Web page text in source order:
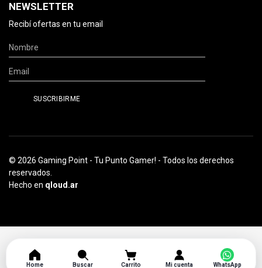
NEWSLETTER
Recibí ofertas en tu email
© 2026 Gaming Point - Tu Punto Gamer! - Todos los derechos
reservados.
Hecho en qloud.ar
Home Buscar Carrito Mi cuenta